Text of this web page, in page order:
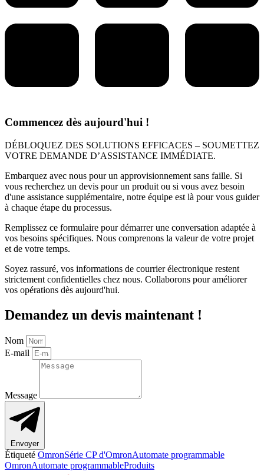
Commencez dès aujourd'hui !
DÉBLOQUEZ DES SOLUTIONS EFFICACES – SOUMETTEZ
VOTRE DEMANDE D’ASSISTANCE IMMÉDIATE.
Embarquez avec nous pour un approvisionnement sans faille. Si
vous recherchez un devis pour un produit ou si vous avez besoin
d'une assistance supplémentaire, notre équipe est là pour vous guider
à chaque étape du processus.
Remplissez ce formulaire pour démarrer une conversation adaptée à
vos besoins spécifiques. Nous comprenons la valeur de votre projet
et de votre temps.
Soyez rassuré, vos informations de courrier électronique restent
strictement confidentielles chez nous. Collaborons pour améliorer
vos opérations dès aujourd'hui.
Demandez un devis maintenant !
Nom
E-mail
Message
Envoyer
Étiqueté OmronSérie CP d'OmronAutomate programmable
OmronAutomate programmableProduits